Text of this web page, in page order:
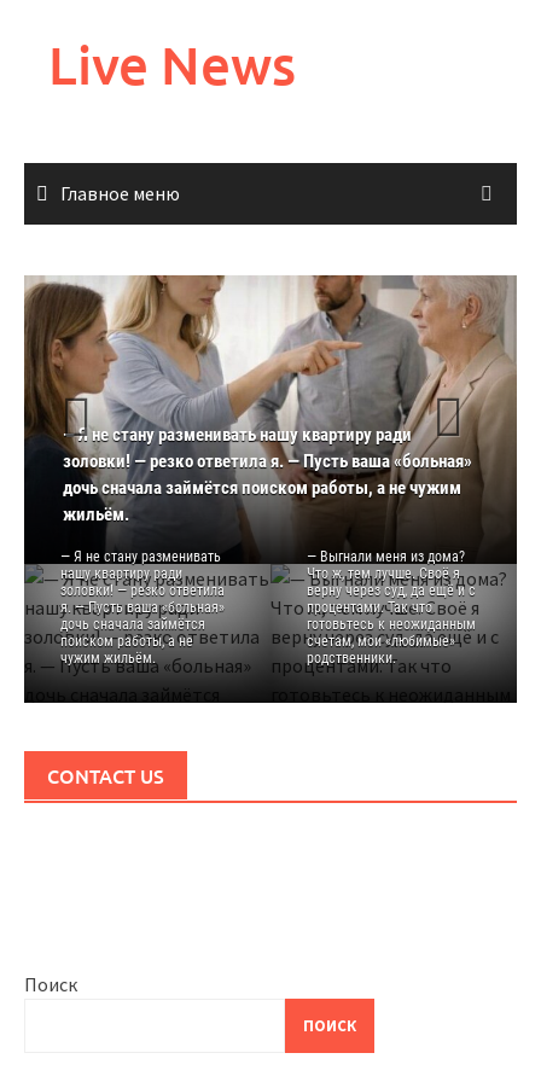
содержимому
Live News
Главное меню
— Я не стану разменивать нашу квартиру ради
золовки! — резко ответила я. — Пусть ваша «больная»
дочь сначала займётся поиском работы, а не чужим
жильём.
— Я не стану разменивать
нашу квартиру ради
золовки! — резко ответила
я. — Пусть ваша «больная»
дочь сначала займётся
поиском работы, а не
чужим жильём.
— Выгнали меня из дома?
Что ж, тем лучше. Своё я
верну через суд, да ещё и с
процентами. Так что
готовьтесь к неожиданным
счетам, мои «любимые»
родственники.
CONTACT US
Поиск
ПОИСК